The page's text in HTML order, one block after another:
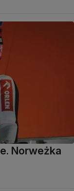
Norweżka